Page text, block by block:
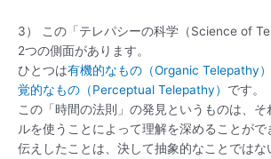
3） この「テレパシーの科学（Science of
2つの側面があります。
ひとつは有機的なもの（Organic Telepathy）
覚的なもの（Perceptual Telepathy） です。
この「時間の法則」の発見というものは、
ルを使うことによって理解を深めることが
伝えしたことは、決して抽象的なことでは